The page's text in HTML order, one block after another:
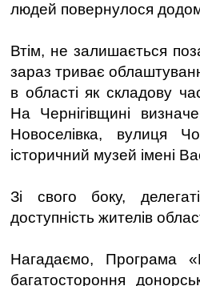
людей повернулося
Втім, не залишається
зараз триває
в області як складову
На Чернігівщині
Новоселівка, вулиця
історичний музей імені
Зі свого боку,
доступність жителів
Нагадаємо, Програма
багатостороння